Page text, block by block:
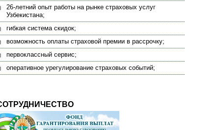
26-летний опыт работы на рынке страховых услуг
Узбекистана;
гибкая система скидок;
возможность оплаты страховой премии в рассрочку;
первоклассный сервис;
оперативное урегулирование страховых событий;